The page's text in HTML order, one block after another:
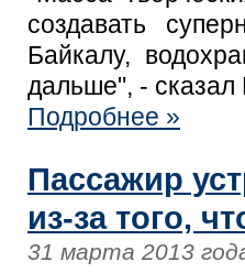
создавать
Байкалу,
дальше", - сказал
Подробнее »
Пассажир
из-за того,
31 марта 2013